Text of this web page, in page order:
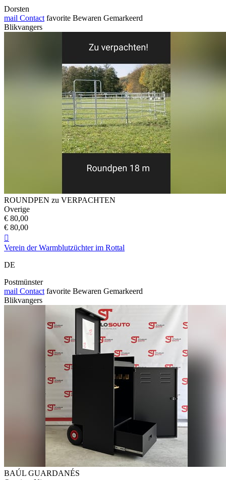
Dorsten
mail Contact favorite Bewaren Gemarkeerd
Blikvangers
ROUNDPEN zu VERPACHTEN
Overige
€ 80,00
€ 80,00

Verein der Warmblutzüchter im Rottal
DE
Postmünster
mail Contact favorite Bewaren Gemarkeerd
Blikvangers
BAÚL GUARDANÉS